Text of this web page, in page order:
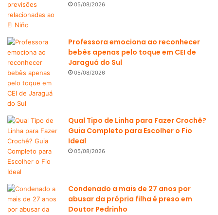
05/08/2026
Professora emociona ao reconhecer
bebês apenas pelo toque em CEI de
Jaraguá do Sul
05/08/2026
Qual Tipo de Linha para Fazer Crochê?
Guia Completo para Escolher o Fio
Ideal
05/08/2026
Condenado a mais de 27 anos por
abusar da própria filha é preso em
Doutor Pedrinho